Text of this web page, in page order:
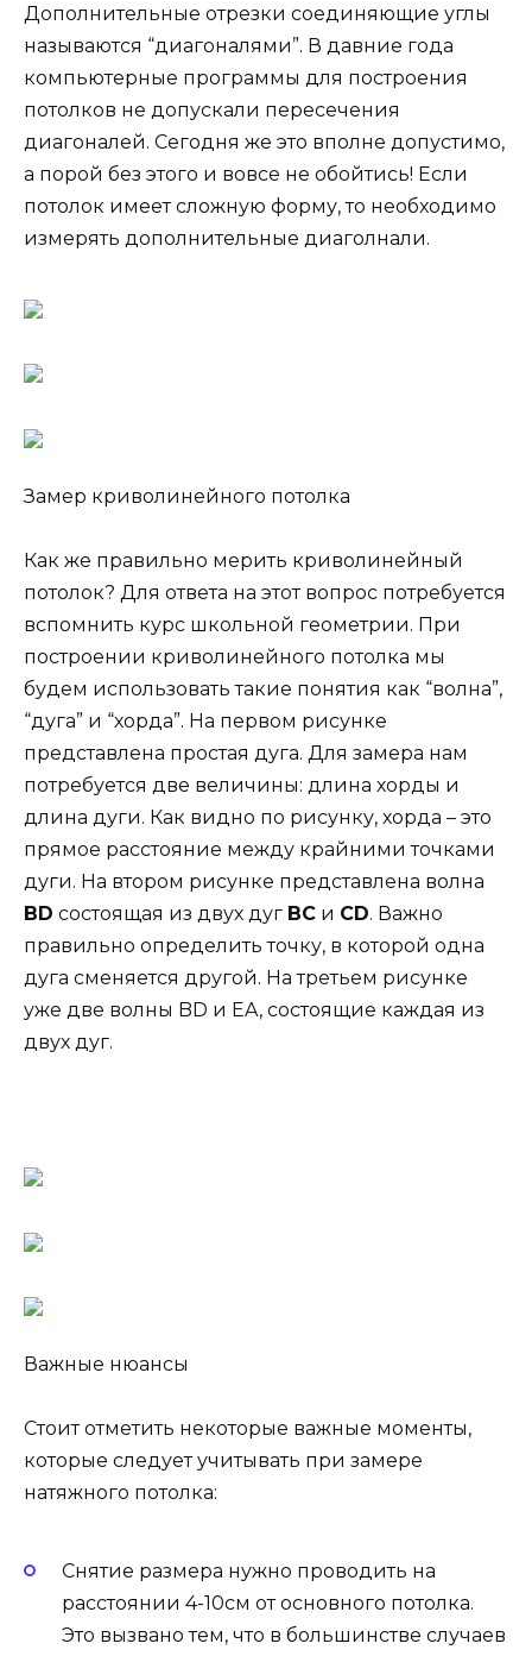
Дополнительные отрезки соединяющие углы
называются “диагоналями”. В давние года
компьютерные программы для построения
потолков не допускали пересечения
диагоналей. Сегодня же это вполне допустимо,
а порой без этого и вовсе не обойтись! Если
потолок имеет сложную форму, то необходимо
измерять дополнительные диаголнали.
Замер криволинейного потолка
Как же правильно мерить криволинейный
потолок? Для ответа на этот вопрос потребуется
вспомнить курс школьной геометрии. При
построении криволинейного потолка мы
будем использовать такие понятия как “волна”,
“дуга” и “хорда”. На первом рисунке
представлена простая дуга. Для замера нам
потребуется две величины: длина хорды и
длина дуги. Как видно по рисунку, хорда – это
прямое расстояние между крайними точками
дуги. На втором рисунке представлена волна
BD состоящая из двух дуг BC и СD. Важно
правильно определить точку, в которой одна
дуга сменяется другой. На третьем рисунке
уже две волны BD и EA, состоящие каждая из
двух дуг.
Важные нюансы
Стоит отметить некоторые важные моменты,
которые следует учитывать при замере
натяжного потолка:
Снятие размера нужно проводить на
расстоянии 4-10см от основного потолка.
Это вызвано тем, что в большинстве случаев